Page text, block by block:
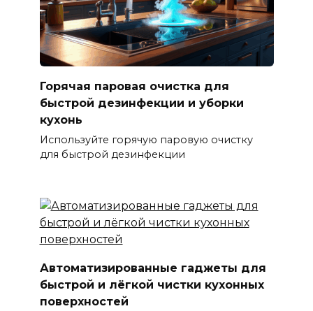
Горячая паровая очистка для
быстрой дезинфекции и уборки
кухонь
Используйте горячую паровую очистку
для быстрой дезинфекции
Автоматизированные гаджеты для
быстрой и лёгкой чистки кухонных
поверхностей